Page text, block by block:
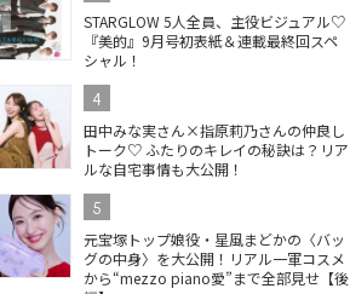
STARGLOW 5人全員、主役ビジュアル♡
『美的』9月号初表紙＆連載最終回スペ
シャル！
4
田中みな実さん×指原莉乃さんの仲良し
トーク♡ ふたりのキレイの秘訣は？リア
ルな自宅事情も大公開！
5
元宝塚トップ娘役・星風まどかの〈バッ
グの中身〉を大公開！リアル一軍コスメ
から“mezzo piano愛”まで全部見せ【後